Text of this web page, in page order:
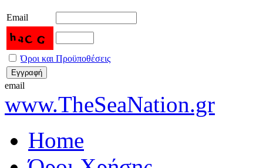
Email
Όροι και Προϋποθέσεις
email
www.TheSeaNation.gr
Home